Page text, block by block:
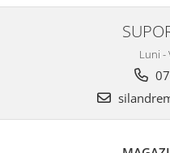
Protecții galerie
Luni -